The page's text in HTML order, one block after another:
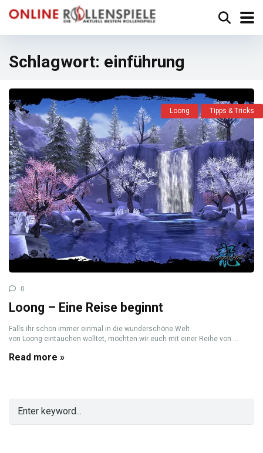
Schlagwort: einführung
Loong Tipps & Tricks
0
Loong – Eine Reise beginnt
Falls ihr schon immer einmal in die wunderschöne Welt
von Loong eintauchen wolltet, möchten wir euch mit einer Reihe von ...
Read more »